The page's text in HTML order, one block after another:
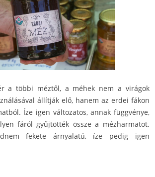
a többi méztől, a méhek nem a virágok
állítják elő, hanem az erdei fákon
Íze igen változatos, annak függvénye,
fáról gyűjtötték össze a mézharmatot.
fekete árnyalatú, íze pedig igen